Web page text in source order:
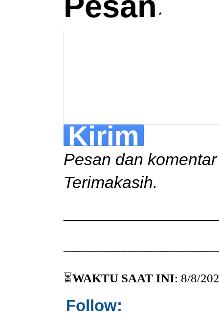
*
Pesan dan
Terimakasih.
⏳WAKTU SAAT INI: 8/8/
Follow: